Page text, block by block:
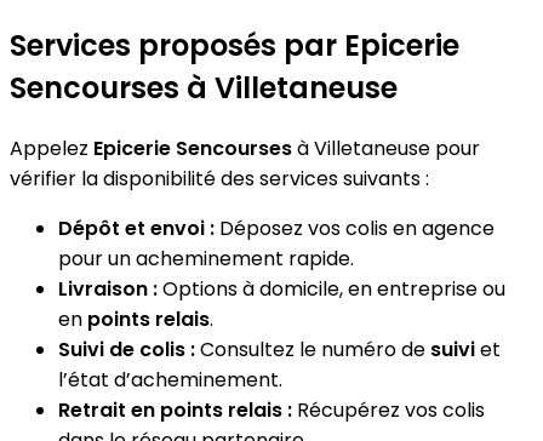
Services proposés par Epicerie
Sencourses à Villetaneuse
Appelez Epicerie Sencoursesà Villetaneuse pour
vérifier la disponibilité des services suivants :
Dépôt et envoi : Déposez vos colis en agence
pour un acheminement rapide.
Livraison :Options à domicile, en entreprise ou
en points relais.
Suivi de colis :Consultez le numéro de suiviet
l’état d’acheminement.
Retrait en points relais : Récupérez vos colis